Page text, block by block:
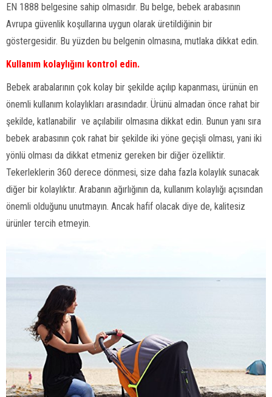
EN 1888 belgesine sahip olmasıdır. Bu belge, bebek arabasının
Avrupa güvenlik koşullarına uygun olarak üretildiğinin bir
göstergesidir. Bu yüzden bu belgenin olmasına, mutlaka dikkat edin.
Kullanım kolaylığını kontrol edin.
Bebek arabalarının çok kolay bir şekilde açılıp kapanması, ürünün en
önemli kullanım kolaylıkları arasındadır. Ürünü almadan önce rahat bir
şekilde, katlanabilir ve açılabilir olmasına dikkat edin. Bunun yanı sıra
bebek arabasının çok rahat bir şekilde iki yöne geçişli olması, yani iki
yönlü olması da dikkat etmeniz gereken bir diğer özelliktir.
Tekerleklerin 360 derece dönmesi, size daha fazla kolaylık sunacak
diğer bir kolaylıktır. Arabanın ağırlığının da, kullanım kolaylığı açısından
önemli olduğunu unutmayın. Ancak hafif olacak diye de, kalitesiz
ürünler tercih etmeyin.